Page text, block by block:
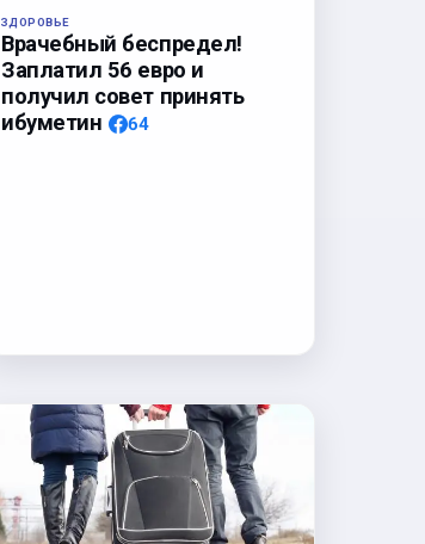
ЗДОРОВЬЕ
Врачебный беспредел!
Заплатил 56 евро и
получил совет принять
ибуметин
64